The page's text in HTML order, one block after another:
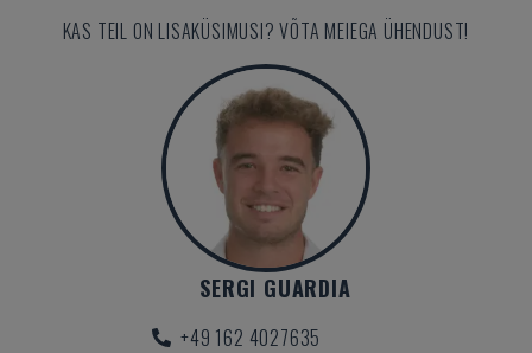
KAS TEIL ON LISAKÜSIMUSI? VÕTA MEIEGA ÜHENDUST!
SERGI GUARDIA
+49 162 4027635